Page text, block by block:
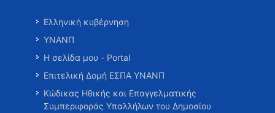
Ελληνική κυβέρνηση
ΥΝΑΝΠ
Η σελίδα μου - Portal
Επιτελική Δομή ΕΣΠΑ ΥΝΑΝΠ
Κώδικας Ηθικής και Επαγγελματικής
Συμπεριφοράς Υπαλλήλων του Δημοσίου